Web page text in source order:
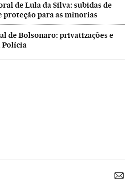
de Lula da Silva: subidas de
proteção para as minorias
de Bolsonaro: privatizações e
Polícia